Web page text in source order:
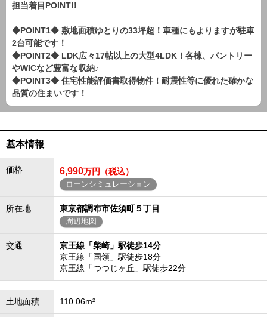
担当着目POINT!!
◆POINT1◆ 敷地面積ゆとりの33坪超！車種にもよりますが駐車
2台可能です！
◆POINT2◆ LDK広々17帖以上の大型4LDK！各棟、パントリー
やWICなど豊富な収納♪
◆POINT3◆ 住宅性能評価書取得物件！耐震性等に優れた確かな
品質の住まいです！
基本情報
価格 6,990万円（税込）
ローンシミュレーション
所在地 東京都調布市佐須町５丁目
周辺地図
交通
京王線「柴崎」駅徒歩14分
京王線「国領」駅徒歩18分
京王線「つつじヶ丘」駅徒歩22分
土地面積 110.06m²